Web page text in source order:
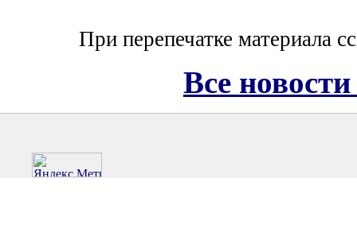
При перепечатке материала
Все